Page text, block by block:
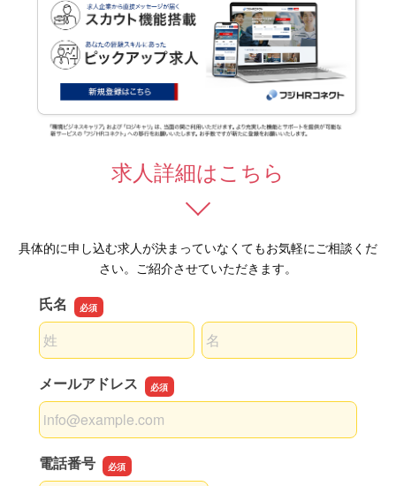
求人詳細はこちら
具体的に申し込む求人が決まっていなくてもお気軽にご相談くだ
さい。ご紹介させていただきます。